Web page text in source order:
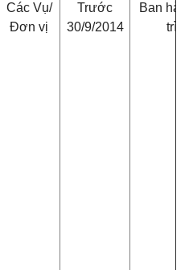
Các Vụ/
Đơn vị
Trước
30/9/2014
Ban